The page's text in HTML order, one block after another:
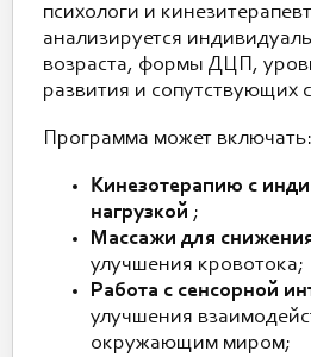
психологи и
анализируется
возраста, формы ДЦП,
развития и сопутствующих
Программа может включать:
Кинезотерапию с
нагрузкой ;
Массажи для
улучшения кровотока;
Работа с сенсорной
улучшения
окружающим миром;